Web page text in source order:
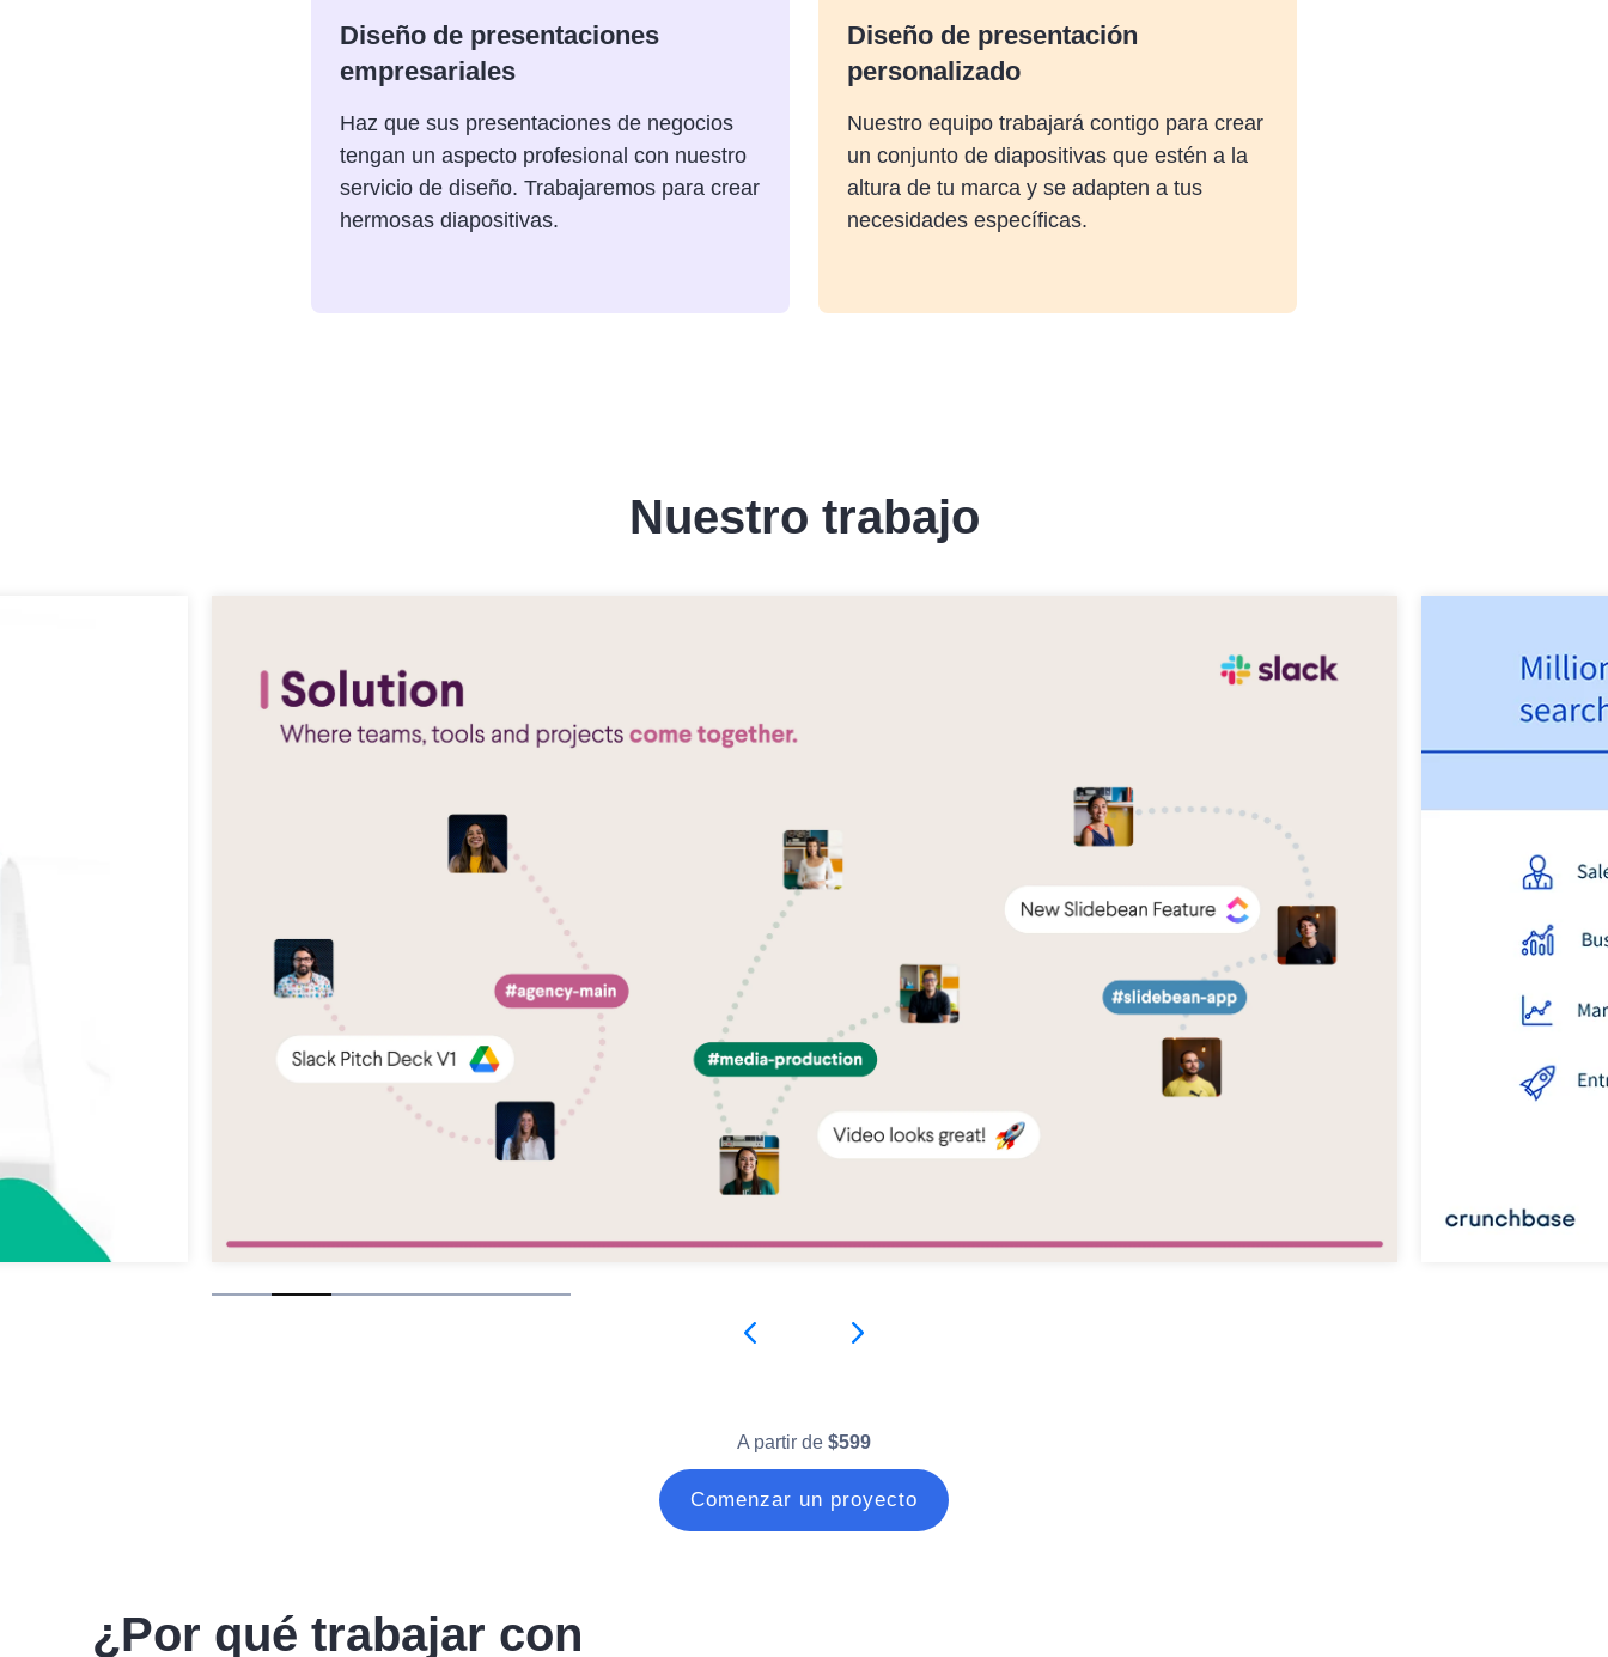
Diseño de presentaciones
empresariales
Haz que sus presentaciones de negocios
tengan un aspecto profesional con nuestro
servicio de diseño. Trabajaremos para crear
hermosas diapositivas.
Diseño de presentación
personalizado
Nuestro equipo trabajará contigo para crear
un conjunto de diapositivas que estén a la
altura de tu marca y se adapten a tus
necesidades específicas.
Nuestro trabajo
A partir de $599
Comenzar un proyecto
¿Por qué trabajar con